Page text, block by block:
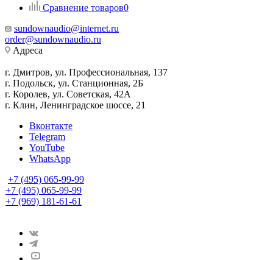
Сравнение товаров0
sundownaudio@internet.ru
order@sundownaudio.ru
Адреса
г. Дмитров, ул. Профессиональная, 137
г. Подольск, ул. Станционная, 2Б
г. Королев, ул. Советская, 42А
г. Клин, Ленинградское шоссе, 21
Вконтакте
Telegram
YouTube
WhatsApp
+7 (495) 065-99-99
+7 (495) 065-99-99
+7 (969) 181-61-61